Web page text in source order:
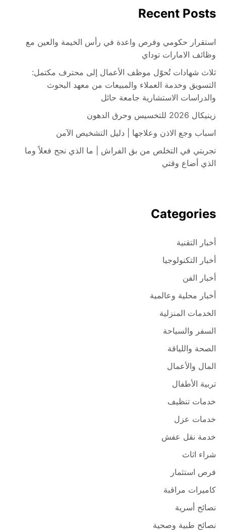
Recent Posts
استقرار حكومي وفرص واعدة في رأس الخيمة والعين مع
وظائف الامارات توداي
ثلاث شهادات تُحوّل موظف الأعمال إلى محترف مكتمل:
التسويق وخدمة العملاء والمبيعات من معهد البحوث
والدراسات الاستشارية جامعة حائل
زينيكال 2026 للتخسيس وحرق الدهون
اسباب وجع الاذن وعلاجها | دليل التشخيص الآمن
تجربتي في التخلص من بق الفراش | ما الذي نجح فعلاً وما
الذي أضاع وقتي
Categories
أخبار التقنية
أخبار التكنولوجيا
أخبار الفن
أخبار محلية وعالمية
الخدمات المنزلية
السفر والسياحة
الصحة واللياقة
المال والأعمال
تربية الأطفال
خدمات تنظيف
خدمات عزل
خدمة نقل عفش
شراء اثاث
فرص استثمار
كاميرات مراقبة
نصائح أسرية
نصائح طبية وصحية